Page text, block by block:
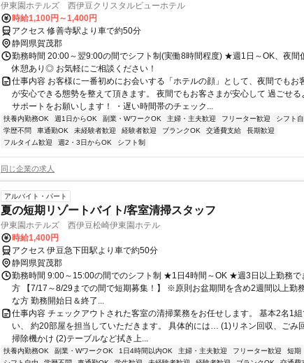
伊東園ホテルズ 西伊豆クリスタルビューホテル
時給1,100円～1,400円
アクセス 修善寺駅より車で約50分
静岡県賀茂郡
勤務時間 20:00～翌9:00の間でシフト制(実働8時間程度) ★週1日～OK、夜間
休憩あり◎ お気軽にご相談ください！
仕事内容 お客様に一番初めにお会いする「ホテルの顔」として、夜間でもお
が安心できる態勢を整えて頂きます。 夜間でもお客さまが安心して 過ごせる
サポートをお願いします！ ・遅い時間帯のチェック...
扶養内勤務OK 週1日からOK 副業・WワークOK 主婦・主夫歓迎 フリーター歓迎
シフト
学歴不問
車通勤OK 未経験者歓迎 経験者歓迎 ブランクOK 交通費支給
長期歓迎
フルタイム歓迎
週2・3日からOK シフト制
同じ企業の求人
アルバイト・パート
夏の短期リゾートバイト/客室清掃スタッフ
伊東園ホテルズ 西伊豆松崎伊東園ホテル
時給1,400円
アクセス 伊豆急下田駅より車で約50分
静岡県賀茂郡
勤務時間 9:00～15:00の間でのシフト制 ★1日4時間～OK ★週3日以上勤務で
方 【7/17～8/29までの間で短期募集！】 ※原則お盆期間を含め2週間以上勤
な方 勤務開始日＆終了...
仕事内容 チェックアウトされた客室の清掃業務をお任せします。 基本2名1
い、 約20部屋を担当していただきます。 具体的には… (1)リネン回収、ごみ回
掃除機かけ (2)テーブルなど拭き上...
扶養内勤務OK 副業・WワークOK 1日4時間以内OK 主婦・主夫歓迎 フリーター歓迎
短期